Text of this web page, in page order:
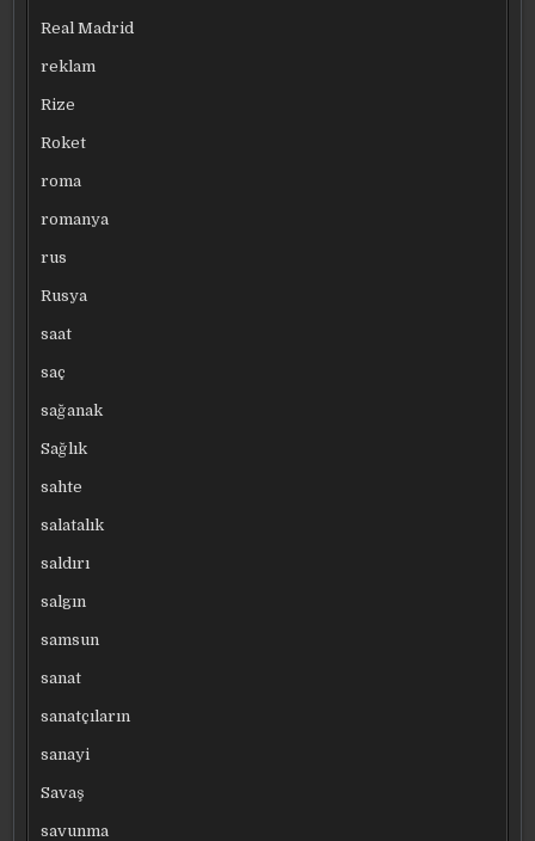
Real Madrid
reklam
Rize
Roket
roma
romanya
rus
Rusya
saat
saç
sağanak
Sağlık
sahte
salatalık
saldırı
salgın
samsun
sanat
sanatçıların
sanayi
Savaş
savunma